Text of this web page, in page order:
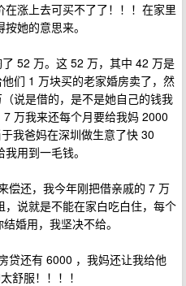
涨上去可买不了了！！！在家里
她的意思来。
52 万。这 52 万，其中 42 万是
们 1 万块买的老家婚房卖了，然
说是借的，是不是她自己的钱我
万我来还每个月要给我妈 2000
我爸妈在深圳做生意了快 30
用到一毛钱。
偿还，我今年刚把借亲戚的 7 万
说就是不能在家白吃白住，每个
婚用，我坚决不给。
贷还有 6000 ，我妈还让我给他
舒服！！！！